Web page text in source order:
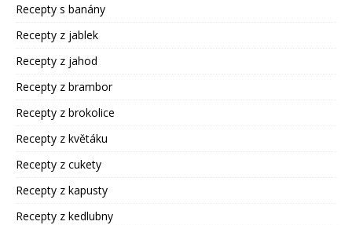
Recepty s banány
Recepty z jablek
Recepty z jahod
Recepty z brambor
Recepty z brokolice
Recepty z květáku
Recepty z cukety
Recepty z kapusty
Recepty z kedlubny